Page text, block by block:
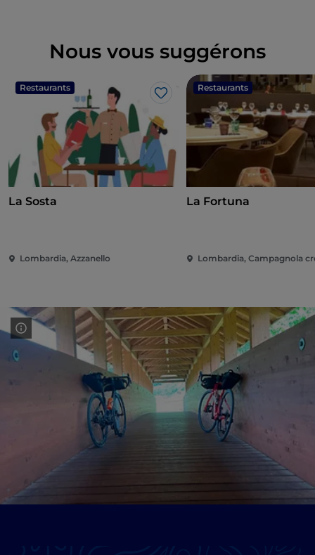
Nous vous suggérons
Restaurants
J’aime
La Sosta
Lombardia, Azzanello
Restaurants
La Fortuna
Lombardia, Campagnola